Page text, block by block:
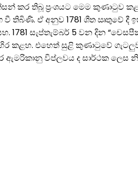
කර තිබූ ප්‍රංශයට මෙම කුණාටුව
ඒ අනුව 1781 ශීත ඍතුවේ දී
සැප්තැම්බර් 5 වන දින
කළහ. එහෙත් සුළි කුණාටුවේ
විප්ලවය ද සාර්ථක ලෙස